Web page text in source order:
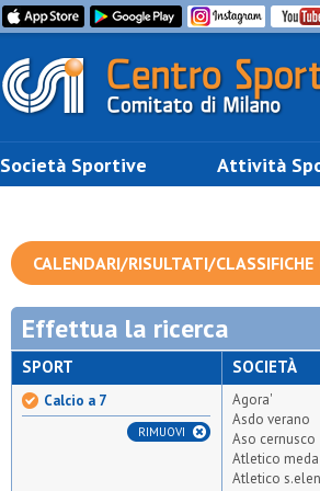
Società Sportive Attività
CALENDARI/RISULTATI/CLASSIFICHE
Effettua la ricerca
SPORT
Calcio a 7
RIMUOVI
SOCIETÀ
Agora'
Asdo verano
Aso cernusco
Atletico meda
Atletico